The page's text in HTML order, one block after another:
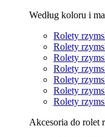
Według koloru i
Rolety
Rolety
Rolety
Rolety
Rolety
Rolety
Rolety
Akcesoria do rolet